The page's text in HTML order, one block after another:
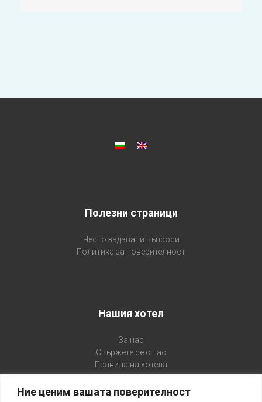
Ние ценим вашата поверителност
Полезни страници
Често задавани въпроси
Политика за поверителност
Нашия хотел
За нас
Свържете се с нас
Правила на хотела